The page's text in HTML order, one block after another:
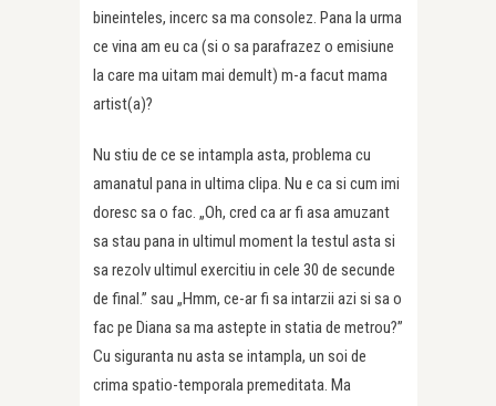
bineinteles, incerc sa ma consolez. Pana la urma
ce vina am eu ca (si o sa parafrazez o emisiune
la care ma uitam mai demult) m-a facut mama
artist(a)?
Nu stiu de ce se intampla asta, problema cu
amanatul pana in ultima clipa. Nu e ca si cum imi
doresc sa o fac. „Oh, cred ca ar fi asa amuzant
sa stau pana in ultimul moment la testul asta si
sa rezolv ultimul exercitiu in cele 30 de secunde
de final.” sau „Hmm, ce-ar fi sa intarzii azi si sa o
fac pe Diana sa ma astepte in statia de metrou?”
Cu siguranta nu asta se intampla, un soi de
crima spatio-temporala premeditata. Ma